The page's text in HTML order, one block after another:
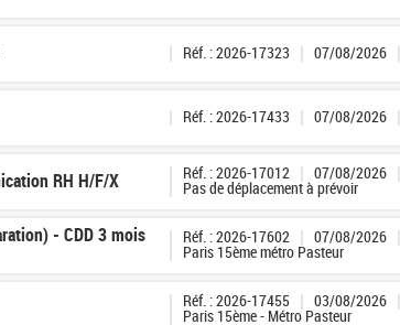
Réf. : 2026-17323 07/08/2026
Réf. : 2026-17433 07/08/2026
RH H/F/X Réf. : 2026-17012 07/08/2026
Pas de déplacement à prévoir
- CDD 3 mois
Réf. : 2026-17602 07/08/2026
Paris 15ème métro Pasteur
Réf. : 2026-17455 03/08/2026
Paris 15ème - Métro Pasteur